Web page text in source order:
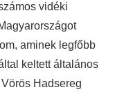
vidéki
aminek legfőbb
keltett általános
Hadsereg